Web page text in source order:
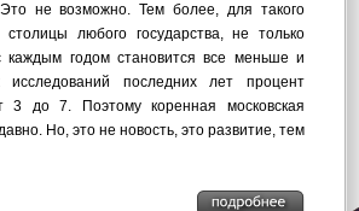
не возможно. Тем более, для такого
любого государства, не только
каждым годом становится все меньше и
последних лет процент
3 до 7. Поэтому коренная московская
Но, это не новость, это развитие, тем